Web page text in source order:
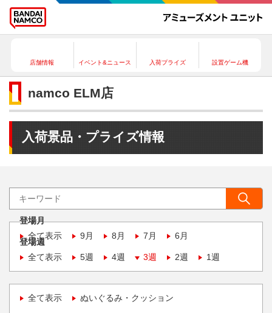
店舗情報 イベント&ニュース 入荷プライズ 設置ゲーム機
namco ELM店
入荷景品・プライズ情報
登場月
全て表示
9月 8月 7月 6月
登場週
全て表示
5週 4週 3週 2週 1週
全て表示 ぬいぐるみ・クッション